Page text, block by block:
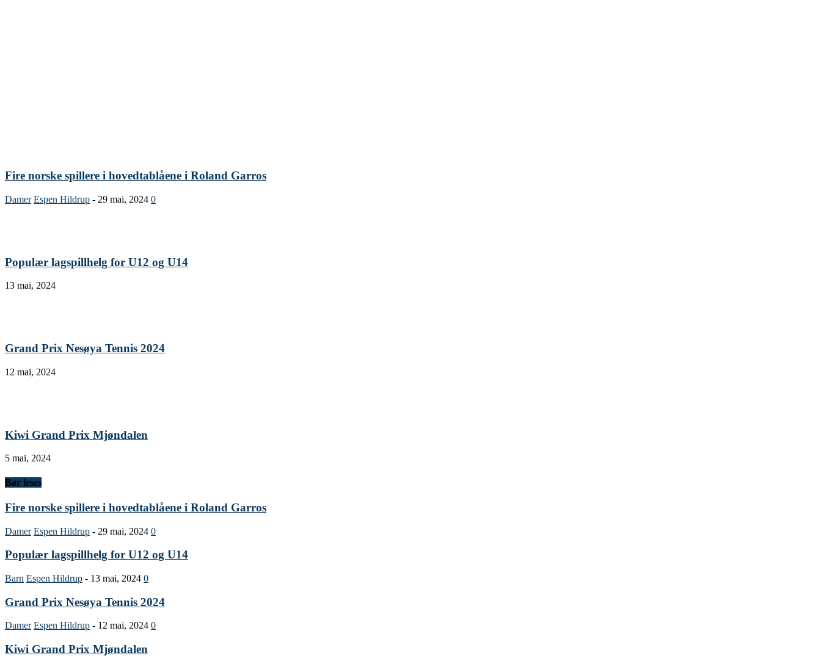
Fire norske spillere i hovedtablåene i Roland Garros
Damer Espen Hildrup - 29 mai, 2024 0
Populær lagspillhelg for U12 og U14
13 mai, 2024
Grand Prix Nesøya Tennis 2024
12 mai, 2024
Kiwi Grand Prix Mjøndalen
5 mai, 2024
Bør leses
Fire norske spillere i hovedtablåene i Roland Garros
Damer Espen Hildrup - 29 mai, 2024 0
Populær lagspillhelg for U12 og U14
Barn Espen Hildrup - 13 mai, 2024 0
Grand Prix Nesøya Tennis 2024
Damer Espen Hildrup - 12 mai, 2024 0
Kiwi Grand Prix Mjøndalen